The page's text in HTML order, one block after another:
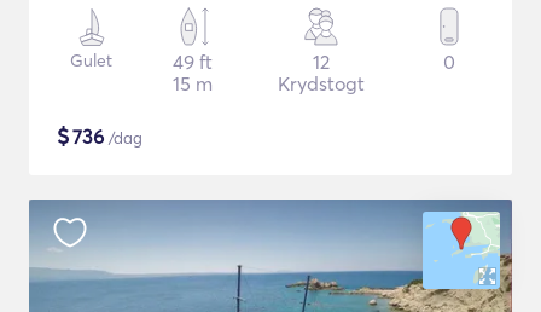
Gulet
49 ft
15 m
12
Krydstogt
0
$736 /dag